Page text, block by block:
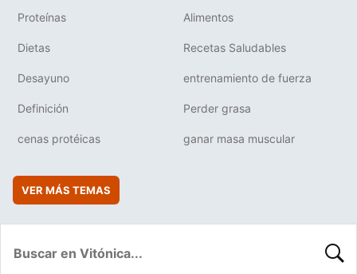
Proteínas Alimentos
Dietas Recetas Saludables
Desayuno entrenamiento de fuerza
Definición Perder grasa
cenas protéicas ganar masa muscular
VER MÁS TEMAS